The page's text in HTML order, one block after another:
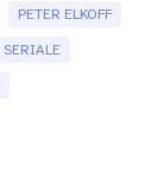
PETER ELKOFF
SERIALE